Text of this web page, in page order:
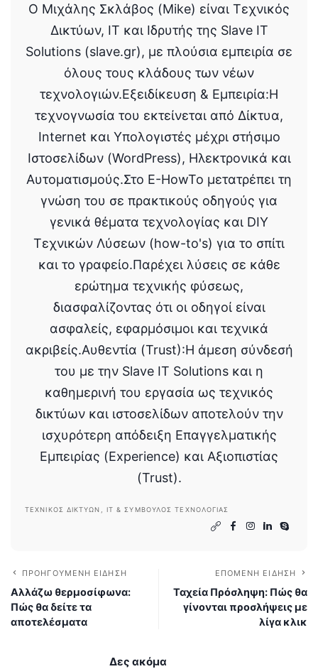
Ο Μιχάλης Σκλάβος (Mike) είναι Τεχνικός
Δικτύων, IT και Ιδρυτής της Slave IT
Solutions (slave.gr), με πλούσια εμπειρία σε
όλους τους κλάδους των νέων
τεχνολογιών.Εξειδίκευση & Εμπειρία:Η
τεχνογνωσία του εκτείνεται από Δίκτυα,
Internet και Υπολογιστές μέχρι στήσιμο
Ιστοσελίδων (WordPress), Ηλεκτρονικά και
Αυτοματισμούς.Στο E-HowTo μετατρέπει τη
γνώση του σε πρακτικούς οδηγούς για
γενικά θέματα τεχνολογίας και DIY
Τεχνικών Λύσεων (how-to's) για το σπίτι
και το γραφείο.Παρέχει λύσεις σε κάθε
ερώτημα τεχνικής φύσεως,
διασφαλίζοντας ότι οι οδηγοί είναι
ασφαλείς, εφαρμόσιμοι και τεχνικά
ακριβείς.Αυθεντία (Trust):Η άμεση σύνδεσή
του με την Slave IT Solutions και η
καθημερινή του εργασία ως τεχνικός
δικτύων και ιστοσελίδων αποτελούν την
ισχυρότερη απόδειξη Επαγγελματικής
Εμπειρίας (Experience) και Αξιοπιστίας
(Trust).
ΤΕΧΝΙΚΌΣ ΔΙΚΤΎΩΝ, IT & ΣΎΜΒΟΥΛΟΣ ΤΕΧΝΟΛΟΓΊΑΣ
ΠΡΟΗΓΟΎΜΕΝΗ ΕΊΔΗΣΗ
Αλλάζω θερμοσίφωνα:
Πώς θα δείτε τα
αποτελέσματα
ΕΠΌΜΕΝΗ ΕΊΔΗΣΗ
Ταχεία Πρόσληψη: Πώς θα
γίνονται προσλήψεις με
λίγα κλικ
Δες ακόμα